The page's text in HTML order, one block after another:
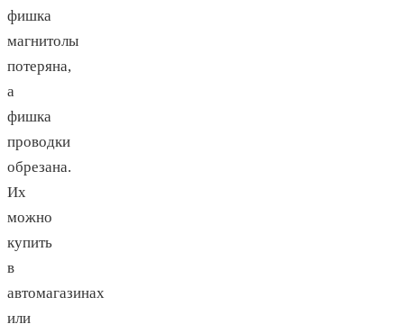
фишка
магнитолы
потеряна,
а
фишка
проводки
обрезана.
Их
можно
купить
в
автомагазинах
или